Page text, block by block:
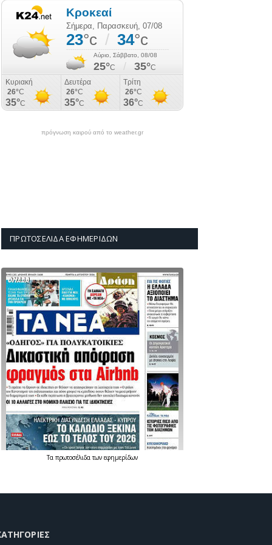
πρόγνωση καιρού από το weather.gr
ΠΡΩΤΟΣΈΛΙΔΑ ΕΦΗΜΕΡΊΔΩΝ
Τα πρωτοσέλιδατων εφημερίδων